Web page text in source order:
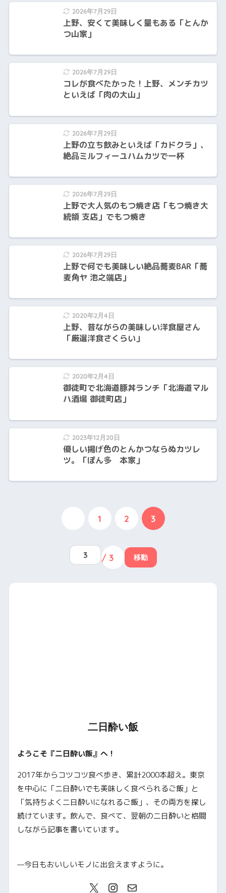
2026年7月29日
上野、安くて美味しく量もある「とんか
つ山家」
2026年7月29日
コレが食べたかった！上野、メンチカツ
といえば「肉の大山」
2026年7月29日
上野の立ち飲みといえば「カドクラ」、
絶品ミルフィーユハムカツで一杯
2026年7月29日
上野で大人気のもつ焼き店「もつ焼き大
統領 支店」でもつ焼き
2026年7月29日
上野で何でも美味しい絶品蕎麦BAR「蕎
麦角ヤ 池之端店」
2020年2月4日
上野、昔ながらの美味しい洋食屋さん
「厳選洋食さくらい」
2020年2月4日
御徒町で北海道豚丼ランチ「北海道マル
ハ酒場 御徒町店」
2023年12月20日
優しい揚げ色のとんかつならぬカツレ
ツ。「ぽん多 本家」
1 2 3
/ 3 移動
二日酔い飯
ようこそ『二日酔い飯』へ！
2017年からコツコツ食べ歩き、累計2000本超え。東京
を中心に「二日酔いでも美味しく食べられるご飯」と
「気持ちよく二日酔いになれるご飯」、その両方を探し
続けています。飲んで、食べて、翌朝の二日酔いと格闘
しながら記事を書いています。
—今日もおいしいモノに出会えますように。